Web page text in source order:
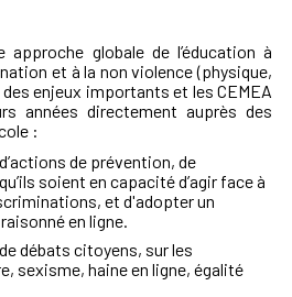
approche globale de l’éducation à
et à la non violence (physique,
enjeux importants et les CEMEA
années directement auprès des
:
de prévention, de
soient en capacité d’agir face à
et d'adopter un
en ligne.
débats citoyens, sur les
sexisme, haine en ligne, égalité